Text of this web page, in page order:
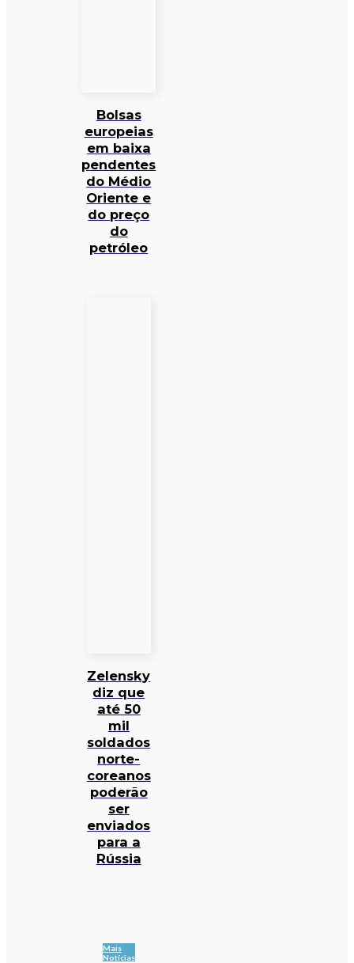
Bolsas
europeias
em baixa
pendentes
do Médio
Oriente e
do preço
do
petróleo
Zelensky
diz que
até 50
mil
soldados
norte-
coreanos
poderão
ser
enviados
para a
Rússia
Mais
Notícias